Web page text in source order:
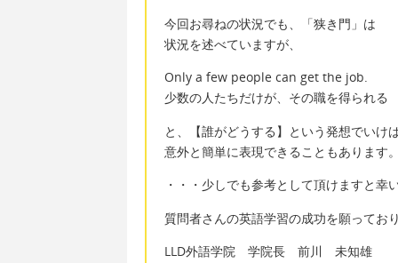
今回お尋ねの状況でも、「狭き門」は
状況を述べていますが、
Only a few people can get the job.
少数の人たちだけが、その職を得られる
と、【誰がどうする】という発想でいけ
意外と簡単に表現できることもあります。
・・・少しでも参考として頂けますと幸い
質問者さんの英語学習の成功を願っており
LLD外語学院 学院長 前川 未知雄